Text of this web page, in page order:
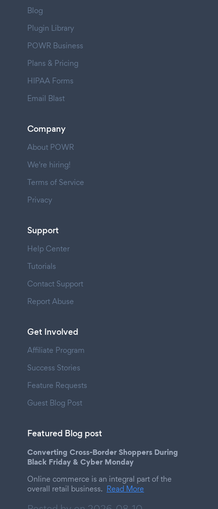
Blog
Plugin Library
POWR Business
Plans & Pricing
HIPAA Forms
Email Blast
Company
About POWR
We're hiring!
Terms of Service
Privacy
Support
Help Center
Tutorials
Contact Support
Report Abuse
Get Involved
Affiliate Program
Success Stories
Feature Requests
Guest Blog Post
Featured Blog post
Converting Cross-Border Shoppers During
Black Friday & Cyber Monday
Online commerce is an integral part of the
overall retail business. Read More